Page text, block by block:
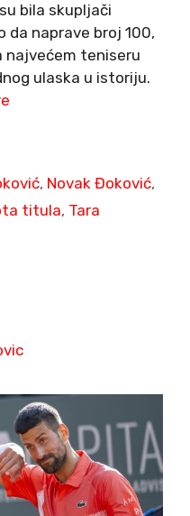
bila skupljači
da naprave broj 100,
teniseru
ulaska u istoriju.
, Novak Đoković,
titula, Tara